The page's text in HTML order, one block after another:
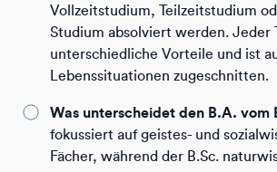
Vollzeitstudium, Teilzeitstudium
Studium absolviert werden. Jeder
unterschiedliche Vorteile und ist
Lebenssituationen zugeschnitten.
Was unterscheidet den B.A. vom
fokussiert auf geistes- und
Fächer, während der B.Sc.